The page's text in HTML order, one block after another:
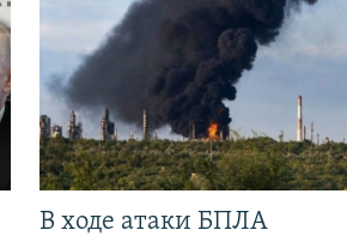
В ходе атаки БПЛА